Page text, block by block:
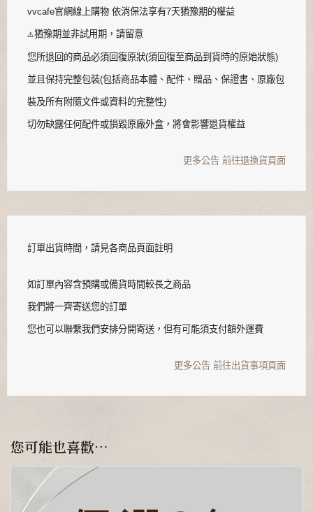
vvcafe官網線上購物 依消保法享有7天猶豫期的權益
⚠️猶豫期並非試用期，請留意
您所退回的商品必須回復原狀(須回復至商品到貨時的原始狀態)
並且保持完整包裝(包括商品本體、配件、贈品、保證書、原廠包
裝及所有附隨文件或資料的完整性)
切勿缺露任何配件或損毀原廠外盒，將會影響退貨權益
更多公告 前往退換貨頁面
訂單出貨時間，請見各商品頁面註明
如訂單內容含預購或備貨時間較長之商品
我們將一齊寄送您的訂單
您也可以聯繫我們安排分開寄送，但有可能須支付額外運費
更多公告 前往出貨事項頁面
您可能也喜歡…